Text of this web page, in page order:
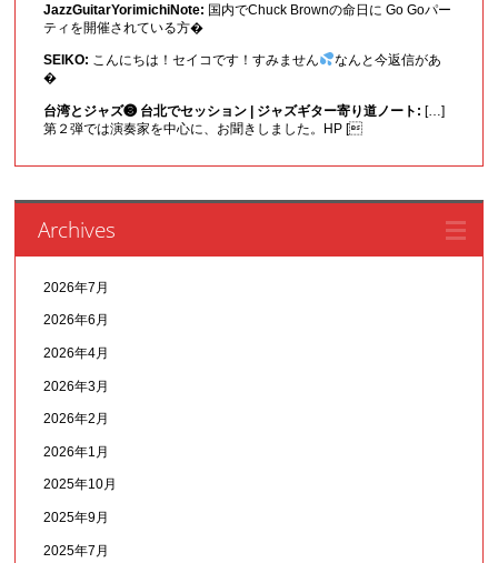
JazzGuitarYorimichiNote: 国内でChuck Brownの命日に Go Goパー
ティを開催されている方�
SEIKO: こんにちは！セイコです！すみません
なんと今返信があ
�
台湾とジャズ❸ 台北でセッション | ジャズギター寄り道ノート: […]
第２弾では演奏家を中心に、お聞きしました。HP [
Archives
2026年7月
2026年6月
2026年4月
2026年3月
2026年2月
2026年1月
2025年10月
2025年9月
2025年7月